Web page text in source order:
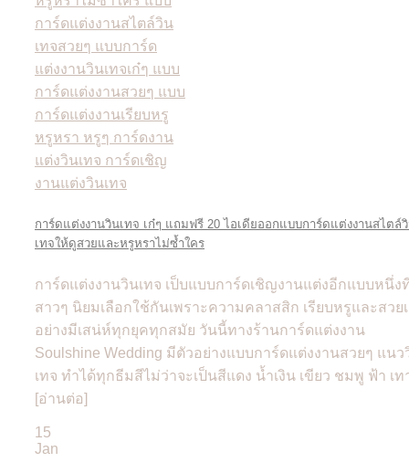
การ์ดแต่งงานวินเทจ เก๋ๆ แถมฟรี 20 ไอเดียออกแบบการ์ดแต่งงานสไตล์
เทจให้ดูสวยและหรูหราไม่ซ้ำใคร
การ์ดแต่งงานวินเทจ เป็บแบบการ์ดเชิญงานแต่งอีกแบบหนึ่ง
สาวๆ นิยมเลือกใช้กันเพราะความคลาสสิก เรียบหรูและสวย
อย่างมีเสน่ห์ทุกยุคทุกสมัย วันนี้ทางร้านการ์ดแต่งงาน
Soulshine Wedding มีตัวอย่างแบบการ์ดแต่งงานสวยๆ แนว
เทจ ทำได้ทุกธีมสีไม่ว่าจะเป็นสีแดง น้ำเงิน เขียว ชมพู ฟ้า เท
[อ่านต่อ]
15
Jan